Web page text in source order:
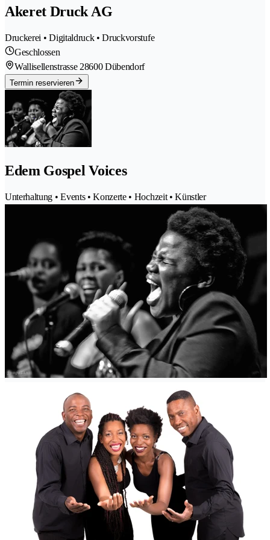
Akeret Druck AG
Druckerei • Digitaldruck • Druckvorstufe
Geschlossen
Wallisellenstrasse 28600 Dübendorf
Termin reservieren
Edem Gospel Voices
Unterhaltung • Events • Konzerte • Hochzeit • Künstler